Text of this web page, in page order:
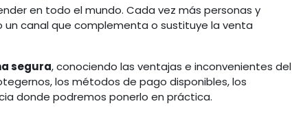
en todo el mundo. Cada vez más personas y
un canal que complementa o sustituye la venta
segura, conociendo las ventajas e inconvenientes del
los métodos de pago disponibles, los
donde podremos ponerlo en práctica.